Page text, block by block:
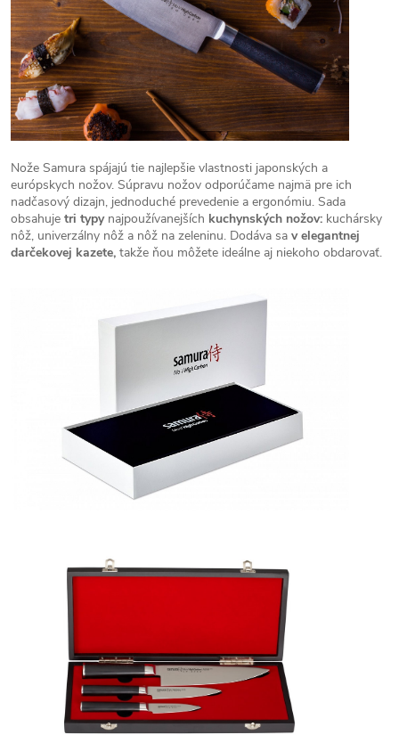
Nože Samura spájajú tie najlepšie vlastnosti japonských a
európskych nožov. Súpravu nožov odporúčame najmä pre ich
nadčasový dizajn, jednoduché prevedenie a ergonómiu. Sada
obsahuje tri typy najpoužívanejších kuchynských nožov: kuchársky
nôž, univerzálny nôž a nôž na zeleninu. Dodáva sa v elegantnej
darčekovej kazete, takže ňou môžete ideálne aj niekoho obdarovať.